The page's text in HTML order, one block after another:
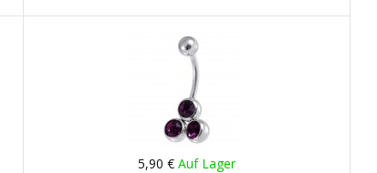
5,90 €Auf Lager